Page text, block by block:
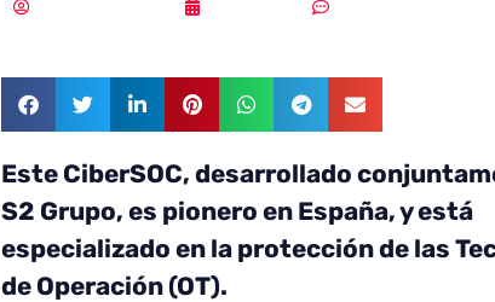
Este CiberSOC, desarrollado
S2 Grupo, es pionero en España, y está
especializado en la protección de las
de Operación (OT).